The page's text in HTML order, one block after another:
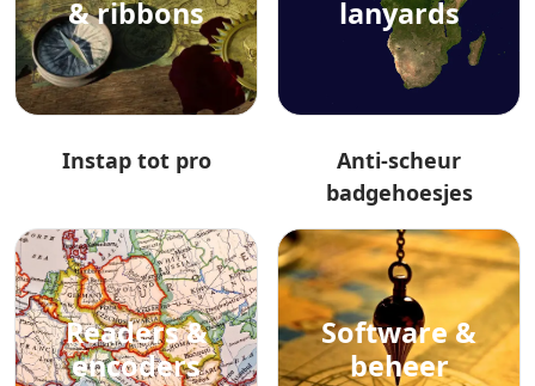
& ribbons
Instap tot pro
lanyards
Anti‑scheur
badgehoesjes
Readers &
encoders
Software &
beheer